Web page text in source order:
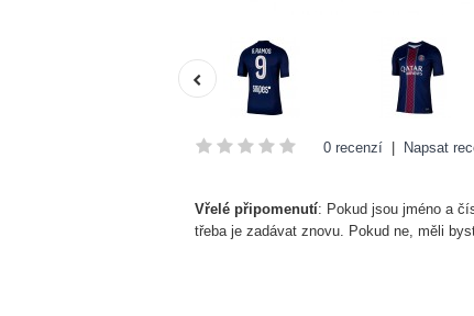
0 recenzí Napsat
Vřelé připomenutí: Pokud jsou jméno a
třeba je zadávat znovu. Pokud ne, měli